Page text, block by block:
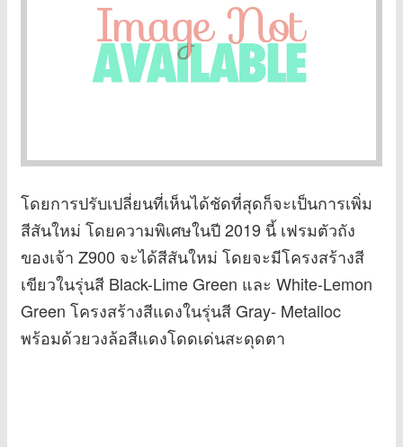
โดยการปรับเปลี่ยนที่เห็นได้ชัดที่สุดก็จะเป็นการเพิ่ม
สีสันใหม่ โดยความพิเศษในปี 2019 นี้ เฟรมตัวถัง
ของเจ้า Z900 จะได้สีสันใหม่ โดยจะมีโครงสร้างสี
เขียวในรุ่นสี Black-Lime Green และ White-Lemon
Green โครงสร้างสีแดงในรุ่นสี Gray- Metalloc
พร้อมด้วยวงล้อสีแดงโดดเด่นสะดุดตา